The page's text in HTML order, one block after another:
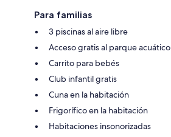
Para familias
3 piscinas al aire libre
Acceso gratis al parque acuático
Carrito para bebés
Club infantil gratis
Cuna en la habitación
Frigorífico en la habitación
Habitaciones insonorizadas